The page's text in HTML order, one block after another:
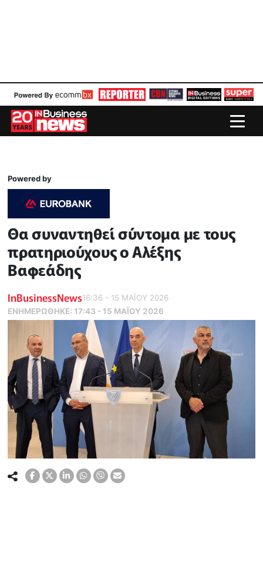
Powered by
Θα συναντηθεί σύντομα με τους
πρατηριούχους ο Αλέξης
Βαφεάδης
InBusinessNews16:36 - 15 ΜΑΪ́ΟΥ 2026
ΕΝΗΜΕΡΏΘΗΚΕ: 17:43 - 15 ΜΑΪ́ΟΥ 2026